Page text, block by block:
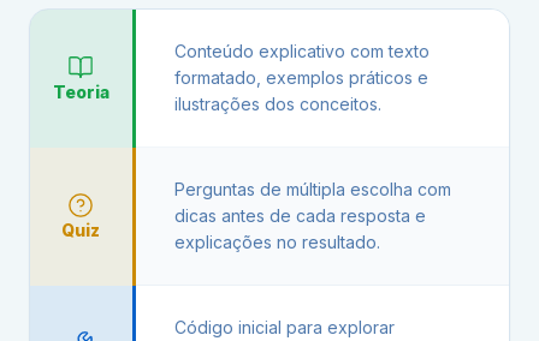
Teoria
Conteúdo explicativo com texto
formatado, exemplos práticos e
ilustrações dos conceitos.
Quiz
Perguntas de múltipla escolha com
dicas antes de cada resposta e
explicações no resultado.
Código inicial para explorar